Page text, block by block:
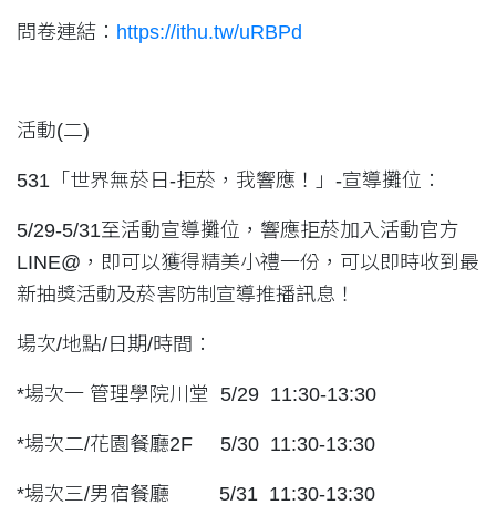
問卷連結： https://ithu.tw/uRBPd
活動(二)
531「世界無菸日-拒菸，我響應！」-宣導攤位：
5/29-5/31至活動宣導攤位，響應拒菸加入活動官方
LINE@，即可以獲得精美小禮一份，可以即時收到最
新抽獎活動及菸害防制宣導推播訊息！
場次/地點/日期/時間：
*場次一 管理學院川堂 5/29 11:30-13:30
*場次二/花園餐廳2F 5/30 11:30-13:30
*場次三/男宿餐廳 5/31 11:30-13:30